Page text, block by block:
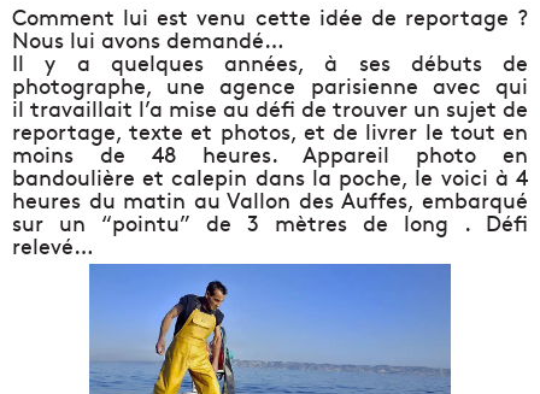
Comment lui est venu cette idée de reportage ?
Nous lui avons demandé…
Il y a quelques années, à ses débuts de
photographe, une agence parisienne avec qui
il travaillait l’a mise au défi de trouver un sujet de
reportage, texte et photos, et de livrer le tout en
moins de 48 heures. Appareil photo en
bandoulière et calepin dans la poche, le voici à 4
heures du matin au Vallon des Auffes, embarqué
sur un “pointu” de 3 mètres de long . Défi
relevé…